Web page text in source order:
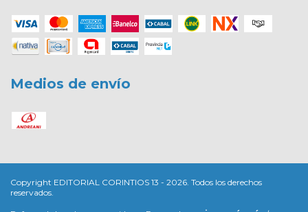
Medios de envío
Copyright EDITORIAL CORINTIOS 13 - 2026. Todos los derechos
reservados.